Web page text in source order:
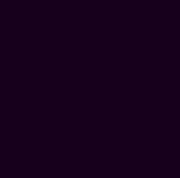
Parkplätze
die zeitraubende